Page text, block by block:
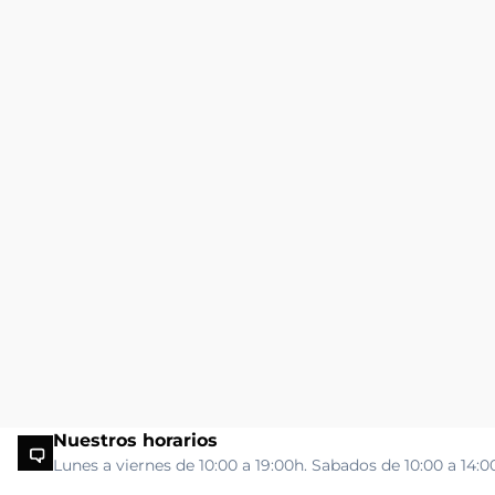
Nuestros horarios
Lunes a viernes de 10:00 a 19:00h. Sabados de 10:00 a